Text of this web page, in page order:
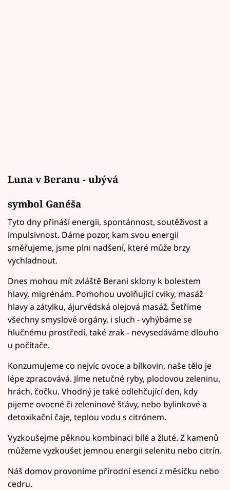
Luna v Beranu - ubývá
symbol Ganéša
Tyto dny přináší energii, spontánnost, soutěživost a
impulsivnost. Dáme pozor, kam svou energii
směřujeme, jsme plni nadšení, které může brzy
vychladnout.
Dnes mohou mít zvláště Berani sklony k bolestem
hlavy, migrénám. Pomohou uvolňující cviky, masáž
hlavy a zátylku, ájurvédská olejová masáž. Šetříme
všechny smyslové orgány, i sluch - vyhýbáme se
hlučnému prostředí, také zrak - nevysedáváme dlouho
u počítače.
Konzumujeme co nejvíc ovoce a bílkovin, naše tělo je
lépe zpracovává. Jíme netučné ryby, plodovou zeleninu,
hrách, čočku. Vhodný je také odlehčující den, kdy
pijeme ovocné či zeleninové šťávy, nebo bylinkové a
detoxikační čaje, teplou vodu s citrónem.
Vyzkoušejme pěknou kombinaci bílé a žluté. Z kamenů
můžeme vyzkoušet jemnou energii selenitu nebo citrín.
Náš domov provoníme přírodní esencí z měsíčku nebo
cedru.